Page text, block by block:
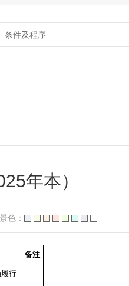
条件及程序
年本）
色：
备注
行